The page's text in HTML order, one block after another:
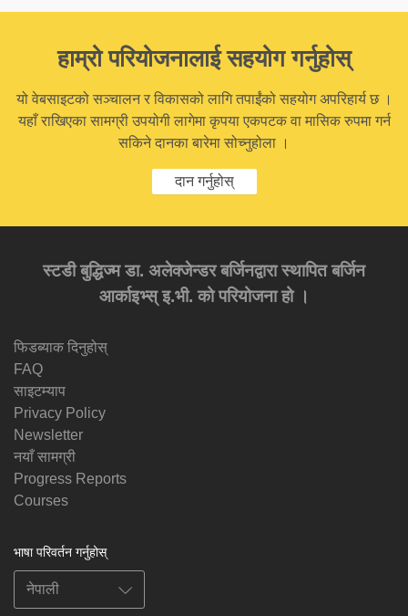
हाम्रो परियोजनालाई सहयोग गर्नुहोस्
यो वेबसाइटको सञ्चालन र विकासको लागि तपाईंको सहयोग अपरिहार्य छ ।
यहाँ राखिएका सामग्री उपयोगी लागेमा कृपया एकपटक वा मासिक रुपमा गर्न
सकिने दानका बारेमा सोच्नुहोला ।
दान गर्नुहोस्
स्टडी बुद्धिज्म डा. अलेक्जेन्डर बर्जिनद्वारा स्थापित बर्जिन
आर्काइभ्स् इ.भी. को परियोजना हो ।
फिडब्याक दिनुहोस्
FAQ
साइटम्याप
Privacy Policy
Newsletter
नयाँ सामग्री
Progress Reports
Courses
भाषा परिवर्तन गर्नुहोस्